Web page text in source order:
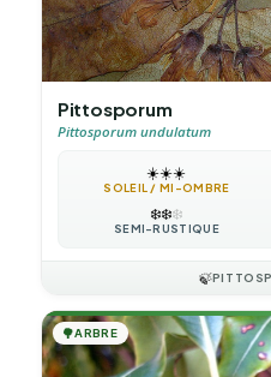
Pittosporum
Pittosporum undulatum
☀️☀️☀️
SOLEIL / MI-OMBRE
❄️❄️❄️
SEMI-RUSTIQUE
🍃
🌳ARBRE